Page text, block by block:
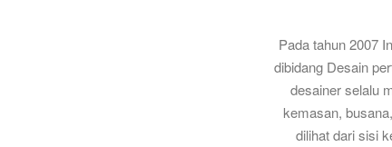
Pada tahun 2007
dibidang Desain
desainer selalu
kemasan,
dilihat dari sisi